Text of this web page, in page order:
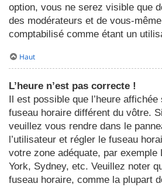
option, vous ne serez visible que
des modérateurs et de vous-
comptabilisé comme étant un
Haut
L’heure n’est pas correcte !
Il est possible que l’heure
fuseau horaire différent du vôtre.
veuillez vous rendre dans le
l’utilisateur et régler le fuseau
votre zone adéquate, par exemple
York, Sydney, etc. Veuillez noter
fuseau horaire, comme la plupart